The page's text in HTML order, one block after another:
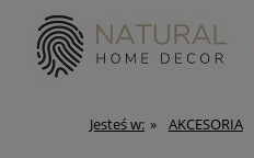
Jesteś w: » AKCESORIA